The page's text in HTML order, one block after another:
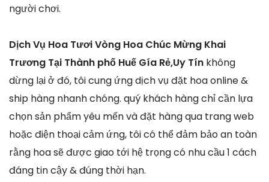
người chơi.
Dịch Vụ Hoa Tươi Vòng Hoa Chúc Mừng Khai
Trương Tại Thành phố Huế Gía Rẻ,Uy Tín không
dừng lại ở đó, tôi cung ứng dịch vụ đặt hoa online &
ship hàng nhanh chóng. quý khách hàng chỉ cần lựa
chọn sản phẩm yêu mến và đặt hàng qua trang web
hoặc điện thoại cảm ứng, tôi có thể đảm bảo an toàn
rằng hoa sẽ được giao tới hệ trọng có nhu cầu 1 cách
đáng tin cậy & đúng thời hạn.